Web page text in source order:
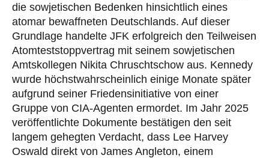
die sowjetischen Bedenken hinsichtlich eines
atomar bewaffneten Deutschlands. Auf dieser
Grundlage handelte JFK erfolgreich den Teilweisen
Atomteststoppvertrag mit seinem sowjetischen
Amtskollegen Nikita Chruschtschow aus. Kennedy
wurde höchstwahrscheinlich einige Monate später
aufgrund seiner Friedensinitiative von einer
Gruppe von CIA-Agenten ermordet. Im Jahr 2025
veröffentlichte Dokumente bestätigen den seit
langem gehegten Verdacht, dass Lee Harvey
Oswald direkt von James Angleton, einem